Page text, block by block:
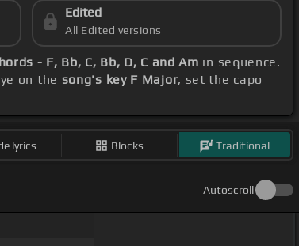
Edited
All Edited versions
- F, Bb, C, Bb, D, C and Am in sequence.
on the song's key F Major, set the capo
lyrics Blocks Traditional
Autoscroll